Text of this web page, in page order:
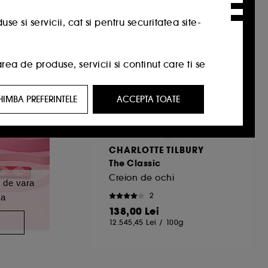
de vara
CHARLOTTE TILBURY
The Classic
Creion de ochi
2
138,00 Lei
12.545,45 Lei / 100g
si servicii, cat si pentru securitatea site-
de produse, servicii si continut care ti se
de pe site-ul nostru si obiceiurile lor
Google disponible pe site-ul nostru
ACCEPTA TOATE
PREFERINTELE